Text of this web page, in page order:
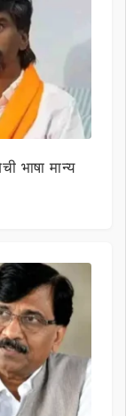
भाषा मान्य